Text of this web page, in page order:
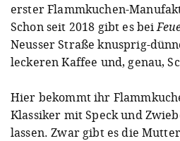
erster Flammkuchen-
Schon seit 2018 gibt es bei
Neusser Straße knusprig-
leckeren Kaffee und, genau,
Hier bekommt ihr
Klassiker mit Speck und
lassen. Zwar gibt es die